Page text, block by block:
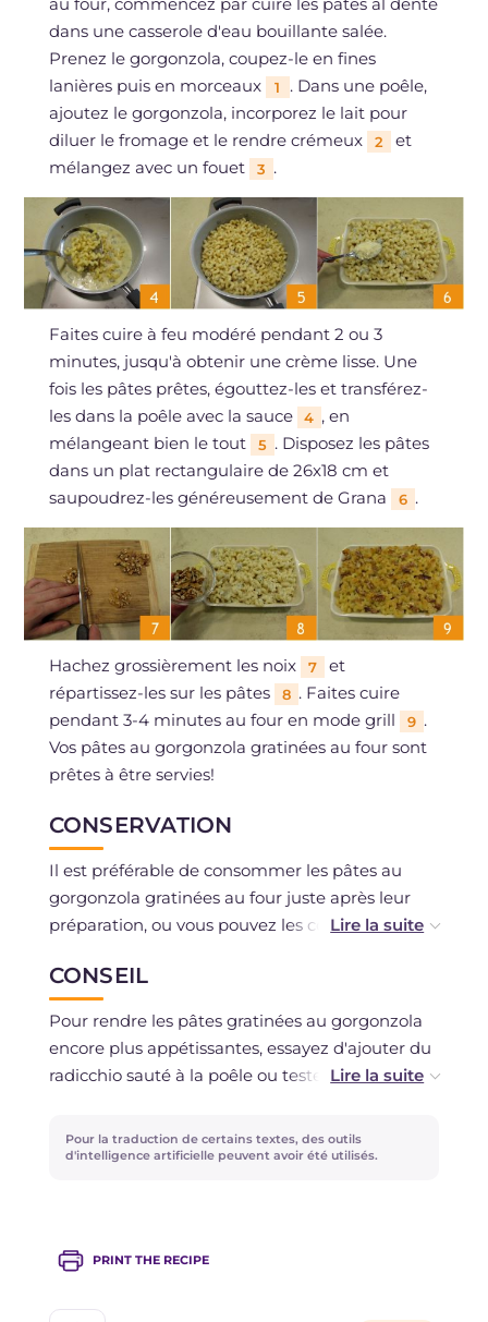
dans une casserole d'eau bouillante salée.
Prenez le gorgonzola, coupez-le en fines
lanières puis en morceaux
1
. Dans une poêle,
ajoutez le gorgonzola, incorporez le lait pour
diluer le fromage et le rendre crémeux
2
et
mélangez avec un fouet
3 .
Faites cuire à feu modéré pendant 2 ou 3
minutes, jusqu'à obtenir une crème lisse. Une
fois les pâtes prêtes, égouttez-les et transférez-
les dans la poêle avec la sauce
4 , en
mélangeant bien le tout
5 . Disposez les pâtes
dans un plat rectangulaire de 26x18 cm et
saupoudrez-les généreusement de Grana
6 .
Hachez grossièrement les noix 7
et
répartissez-les sur les pâtes
8 . Faites cuire
pendant 3-4 minutes au four en mode grill
9 .
Vos pâtes au gorgonzola gratinées au four sont
prêtes à être servies!
CONSERVATION
Il est préférable de consommer les pâtes au
gorgonzola gratinées au four juste après leur
préparation, ou vous pouvez les conserver au
pour un jour maximum.
La congélation est déconseillée.
CONSEIL
Pour rendre les pâtes gratinées au gorgonzola
encore plus appétissantes, essayez d'ajouter du
radicchio sauté à la poêle ou testez la recette
Pour la traduction de certains textes, des outils
d'intelligence artificielle peuvent avoir été utilisés.
PRINT THE RECIPE